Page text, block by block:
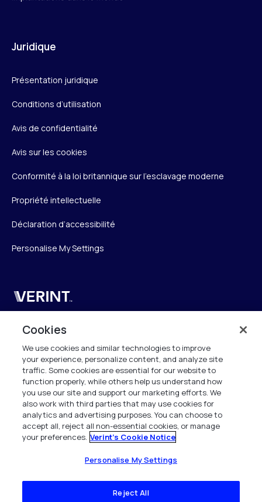
Juridique
Présentation juridique
Conditions d’utilisation
Avis de confidentialité
Avis sur les cookies
Conformité à la loi britannique sur l’esclavage moderne
Propriété intellectuelle
Déclaration d’accessibilité
Personalise My Settings
Verint
Verint Systems SAS
19 Bd Malesherbes
75008 Paris
France
info.fr@verint.com
+33 6 40 50 87 28
Tous les droits sont réservés. 2026
Cookies
We use cookies and similar technologies to improve
your experience, personalize content, and analyze site
traffic. Some cookies are essential for our website to
function properly, while others help us understand how
you use our site and support our marketing efforts. We
also work with third parties that may use cookies for
analytics and advertising purposes. You can choose to
accept all, reject all non-essential cookies, or manage
your preferences. Verint's Cookie Notice
Personalise My Settings
Reject All